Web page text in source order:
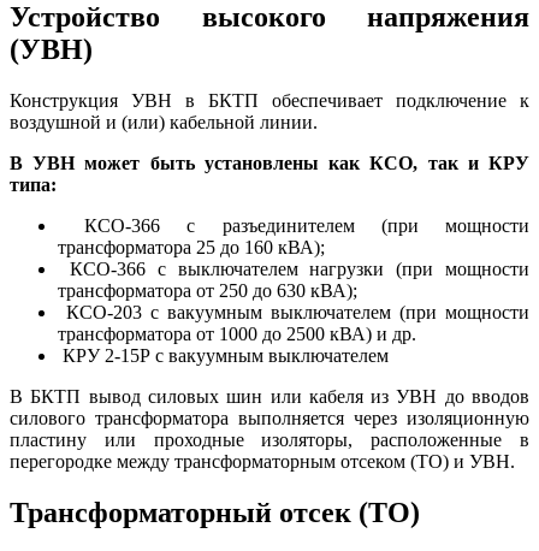
Устройство высокого напряжения
(УВН)
Конструкция УВН в БКТП обеспечивает подключение к
воздушной и (или) кабельной линии.
В УВН может быть установлены как КСО, так и КРУ
типа:
КСО-366 с разъединителем (при мощности
трансформатора 25 до 160 кВА);
КСО-366 с выключателем нагрузки (при мощности
трансформатора от 250 до 630 кВА);
КСО-203 с вакуумным выключателем (при мощности
трансформатора от 1000 до 2500 кВА) и др.
КРУ 2-15Р с вакуумным выключателем
В БКТП вывод силовых шин или кабеля из УВН до вводов
силового трансформатора выполняется через изоляционную
пластину или проходные изоляторы, расположенные в
перегородке между трансформаторным отсеком (ТО) и УВН.
Трансформаторный отсек (ТО)